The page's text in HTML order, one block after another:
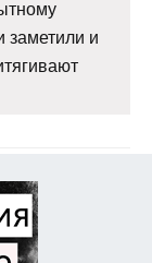
заметили и